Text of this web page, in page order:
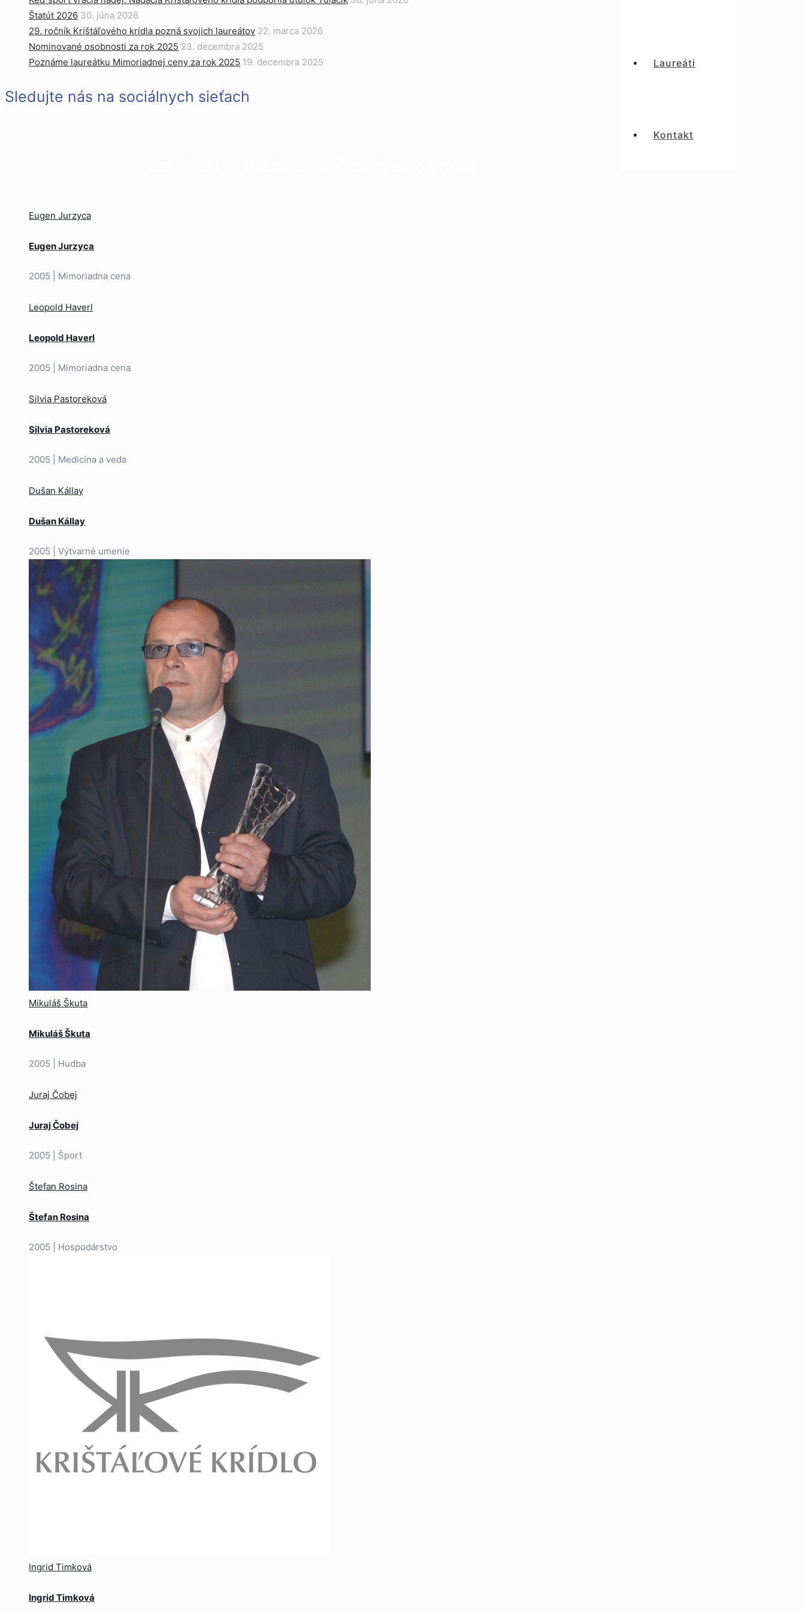
Laureáti
Kontakt
Štatút 2026 30. júna 2026
29. ročník Krištáľového krídla pozná svojich laureátov 22. marca 2026
Nominované osobnosti za rok 2025 23. decembra 2025
Poznáme laureátku Mimoriadnej ceny za rok 2025 19. decembra 2025
Sledujte nás na sociálnych sieťach
Eugen Jurzyca
Eugen Jurzyca
2005 | Mimoriadna cena
Leopold Haverl
Leopold Haverl
2005 | Mimoriadna cena
Silvia Pastoreková
Silvia Pastoreková
2005 | Medicína a veda
Dušan Kállay
Dušan Kállay
2005 | Výtvarné umenie
Mikuláš Škuta
Mikuláš Škuta
2005 | Hudba
Juraj Čobej
Juraj Čobej
2005 | Šport
Štefan Rosina
Štefan Rosina
2005 | Hospodárstvo
Ingrid Timková
Ingrid Timková